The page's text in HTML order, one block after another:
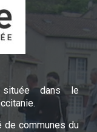
dans le
de communes du